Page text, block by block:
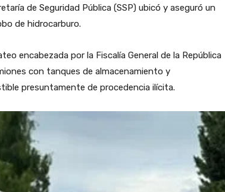
de Seguridad Pública (SSP) ubicó y aseguró un
de hidrocarburo.
encabezada por la Fiscalía General de la República
con tanques de almacenamiento y
presuntamente de procedencia ilícita.